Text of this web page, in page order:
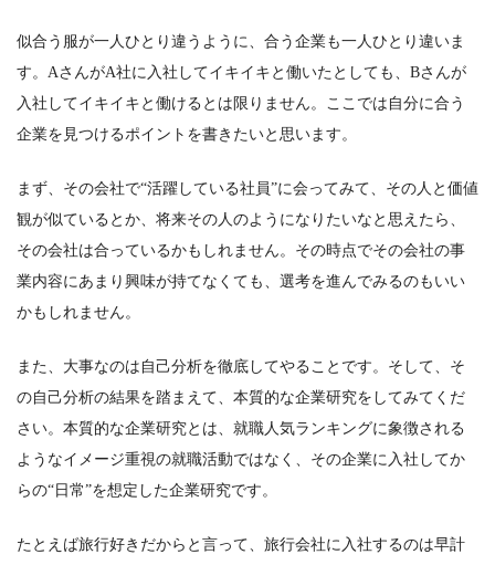
似合う服が一人ひとり違うように、合う企業も一人ひとり違いま
す。AさんがA社に入社してイキイキと働いたとしても、Bさんが
入社してイキイキと働けるとは限りません。ここでは自分に合う
企業を見つけるポイントを書きたいと思います。
まず、その会社で“活躍している社員”に会ってみて、その人と価値
観が似ているとか、将来その人のようになりたいなと思えたら、
その会社は合っているかもしれません。その時点でその会社の事
業内容にあまり興味が持てなくても、選考を進んでみるのもいい
かもしれません。
また、大事なのは自己分析を徹底してやることです。そして、そ
の自己分析の結果を踏まえて、本質的な企業研究をしてみてくだ
さい。本質的な企業研究とは、就職人気ランキングに象徴される
ようなイメージ重視の就職活動ではなく、その企業に入社してか
らの“日常”を想定した企業研究です。
たとえば旅行好きだからと言って、旅行会社に入社するのは早計